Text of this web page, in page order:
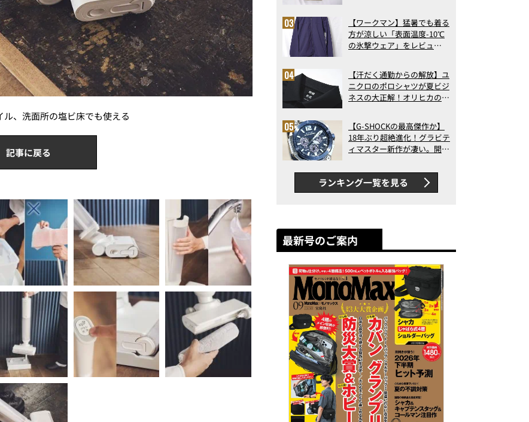
、洗面所の塩ビ床でも使える
記事に戻る
記事ランキングベスト3】
（2026年6月版）
【ワークマン】猛暑でも着る
方が涼しい「表面温度-10℃
の氷撃ウェア」をレビュ
【汗だく通勤からの解放】ユ
ニクロのポロシャツが夏ビジ
ネスの大正解！オリヒカの透
アの実力
【G-SHOCKの最高傑作か】
18年ぶり超絶進化！グラビテ
ィマスター新作が凄い。開発
新ムーブメントの衝撃
ランキング一覧を見る
最新号のご案内